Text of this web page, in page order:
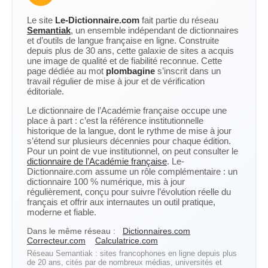
Le site Le-Dictionnaire.com fait partie du réseau
Semantiak, un ensemble indépendant de dictionnaires
et d’outils de langue française en ligne. Construite
depuis plus de 30 ans, cette galaxie de sites a acquis
une image de qualité et de fiabilité reconnue. Cette
page dédiée au mot plombagine s’inscrit dans un
travail régulier de mise à jour et de vérification
éditoriale.
Le dictionnaire de l’Académie française occupe une
place à part : c’est la référence institutionnelle
historique de la langue, dont le rythme de mise à jour
s’étend sur plusieurs décennies pour chaque édition.
Pour un point de vue institutionnel, on peut consulter le
dictionnaire de l’Académie française. Le-
Dictionnaire.com assume un rôle complémentaire : un
dictionnaire 100 % numérique, mis à jour
régulièrement, conçu pour suivre l’évolution réelle du
français et offrir aux internautes un outil pratique,
moderne et fiable.
Dans le même réseau :
Dictionnaires.com
Correcteur.com
Calculatrice.com
Réseau Semantiak : sites francophones en ligne depuis plus
de 20 ans, cités par de nombreux médias, universités et